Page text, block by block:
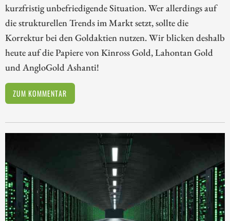
kurzfristig unbefriedigende Situation. Wer allerdings auf
die strukturellen Trends im Markt setzt, sollte die
Korrektur bei den Goldaktien nutzen. Wir blicken deshalb
heute auf die Papiere von Kinross Gold, Lahontan Gold
und AngloGold Ashanti!
ZUM KOMMENTAR